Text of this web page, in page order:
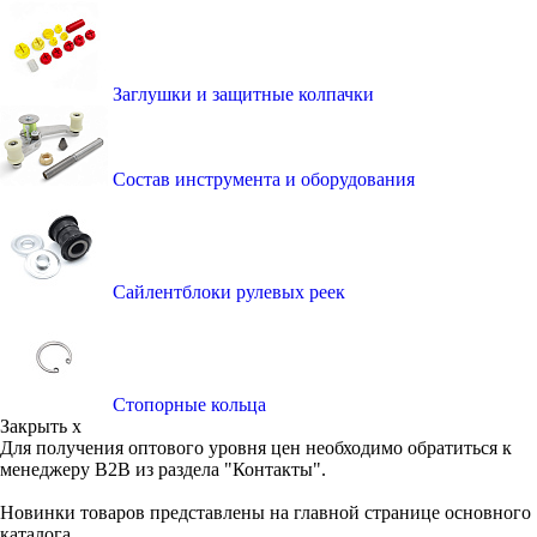
Заглушки и защитные колпачки
Состав инструмента и оборудования
Сайлентблоки рулевых реек
Стопорные кольца
Закрыть x
Для получения оптового уровня цен необходимо обратиться к
менеджеру B2B из раздела "Контакты".
Новинки товаров представлены на главной странице основного